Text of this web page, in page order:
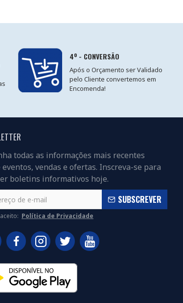
4º - CONVERSÃO
Após o Orçamento ser Validado
pelo Cliente convertemos em
Encomenda!
todas as informações mais recentes
vendas e ofertas. Inscreva-se para
boletins informativos hoje.
SUBSCREVER
Política de Privacidade